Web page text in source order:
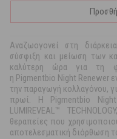
Αναζωογονεί στη
σύσφιξη και μείωση των
καλύτερη ώρα για τη
η Pigmentbio Night Renewer
την παραγωγή κολλαγόνου,
πρωί. Η Pigmentbio Night
LUMIREVEAL™
θεραπείες που
αποτελεσματική διόρθωση